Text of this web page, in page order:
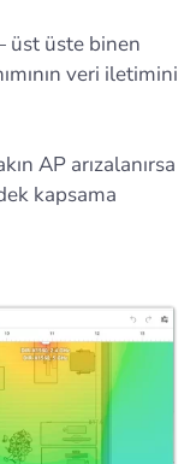
üste binen
veri iletimini
AP arızalanırsa
kapsama